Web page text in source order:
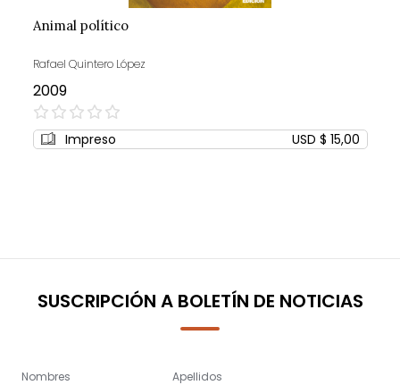
Animal político
Rafael Quintero López
2009
0%
Impreso USD $ 15,00
SUSCRIPCIÓN A BOLETÍN DE NOTICIAS
Nombres Apellidos